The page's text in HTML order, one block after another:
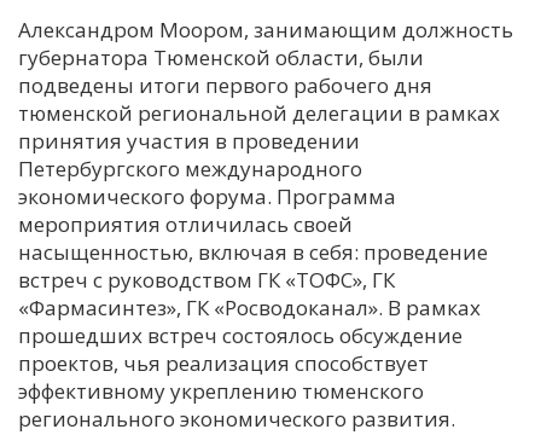
М
Н
Ч
Я
Александром Моором, занимающим должность
губернатора Тюменской области, были
подведены итоги первого рабочего дня
тюменской региональной делегации в рамках
принятия участия в проведении
Петербургского международного
экономического форума. Программа
мероприятия отличилась своей
насыщенностью, включая в себя: проведение
встреч с руководством ГК «ТОФС», ГК
«Фармасинтез», ГК «Росводоканал». В рамках
прошедших встреч состоялось обсуждение
проектов, чья реализация способствует
эффективному укреплению тюменского
регионального экономического развития.